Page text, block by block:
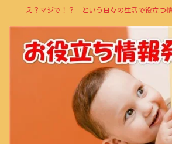
え？マジで！？ という日々の生活で役立つ